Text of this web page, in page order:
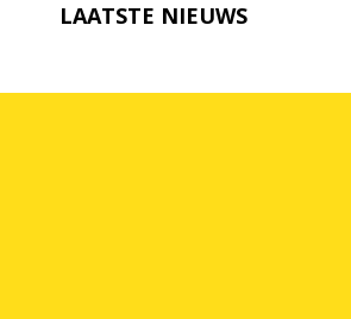
LAATSTE NIEUWS